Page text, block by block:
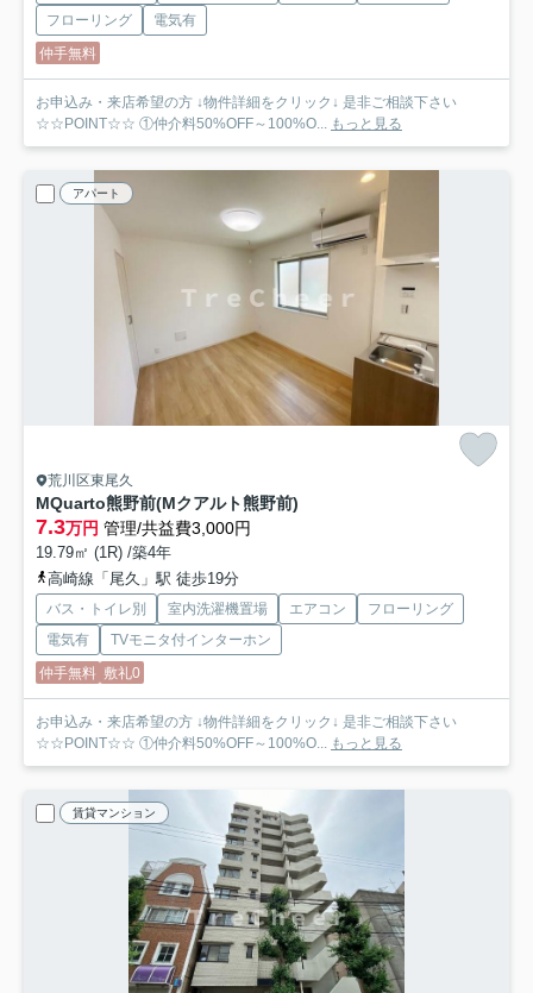
フローリング
電気有
仲手無料
お申込み・来店希望の方 ↓物件詳細をクリック↓ 是非ご相談下さい
☆☆POINT☆☆ ①仲介料50%OFF～100%O... もっと見る
アパート
荒川区東尾久
MQuarto熊野前(Mクアルト熊野前)
7.3万円 管理/共益費3,000円
19.79㎡ (1R) /築4年
高崎線「尾久」駅 徒歩19分
バス・トイレ別 室内洗濯機置場 エアコン
フローリング
電気有
TVモニタ付インターホン
仲手無料 敷礼0
お申込み・来店希望の方 ↓物件詳細をクリック↓ 是非ご相談下さい
☆☆POINT☆☆ ①仲介料50%OFF～100%O... もっと見る
賃貸マンション